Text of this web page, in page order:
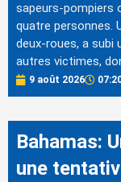
sapeurs-pompiers
quatre personnes.
deux-roues, a subi
autres victimes,
9 août 2026
Bahamas:
une